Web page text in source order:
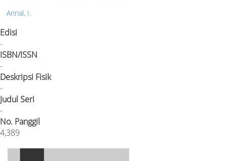
Arinal, I.
Edisi
-
ISBN/ISSN
-
Deskripsi Fisik
-
Judul Seri
-
No. Panggil
4,389